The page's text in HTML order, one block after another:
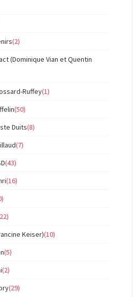
(2)
(Dominique Vian et Quentin
Ruffey(1)
(50)
Duits(8)
(7)
(43)
(16)
Keiser)(10)
(5)
(2)
(29)